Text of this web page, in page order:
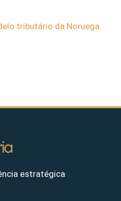
tributário da Noruega
estratégica